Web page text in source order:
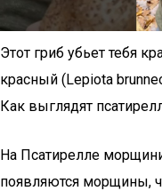
Этот гриб убьет тебя
красный (Lepiota
Как выглядят
На Псатирелле
появляются морщины,